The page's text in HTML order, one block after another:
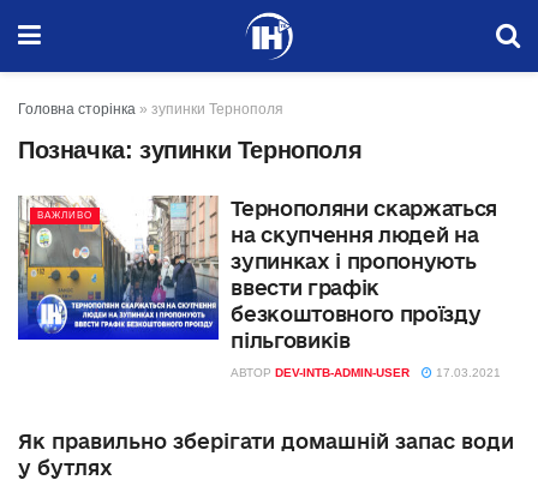
Головна сторінка » зупинки Тернополя
Позначка: зупинки Тернополя
ВАЖЛИВО
Тернополяни скаржаться
на скупчення людей на
зупинках і пропонують
ввести графік
безкоштовного проїзду
пільговиків
АВТОР DEV-INTB-ADMIN-USER 17.03.2021
Як правильно зберігати домашній запас води
у бутлях